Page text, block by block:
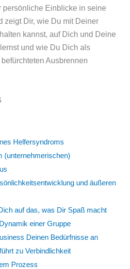
persönliche Einblicke in seine
zeigt Dir, wie Du mit Deiner
kannst, auf Dich und Deine
und wie Du Dich als
Ausbrennen
Helfersyndroms
(unternehmerischen)
und äußeren
auf das, was Dir Spaß macht
einer Gruppe
Deinen Bedürfnisse an
zu Verbindlichkeit
Prozess